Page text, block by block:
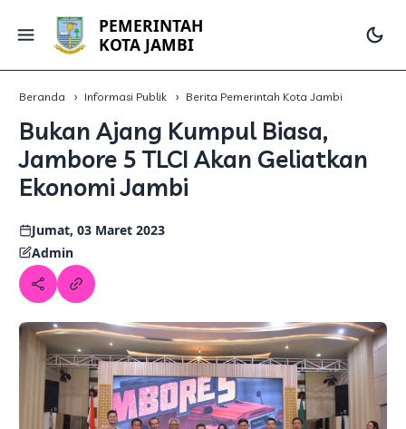
PEMERINTAH
KOTA JAMBI
Beranda Informasi Publik Berita Pemerintah Kota Jambi
Bukan Ajang Kumpul Biasa,
Jambore 5 TLCI Akan Geliatkan
Ekonomi Jambi
Jumat, 03 Maret 2023
Admin